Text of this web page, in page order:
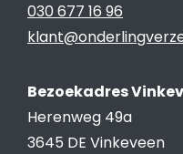
030 677 16 96
Bezoekadres
Herenweg 49a
3645 DE Vinkeveen